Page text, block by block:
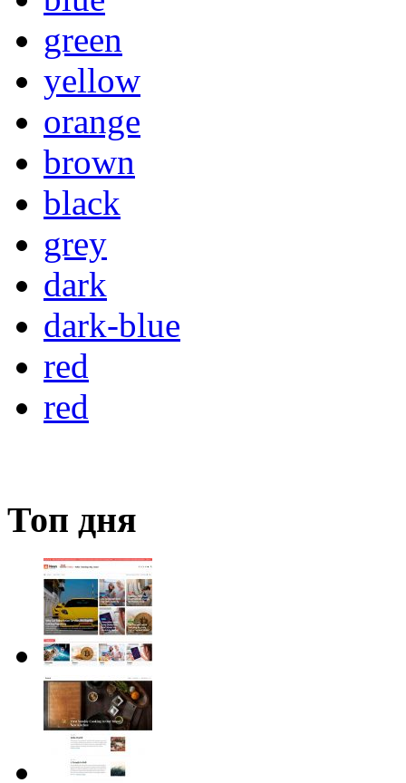
green
yellow
orange
brown
black
grey
dark
dark-blue
red
red
Топ дня